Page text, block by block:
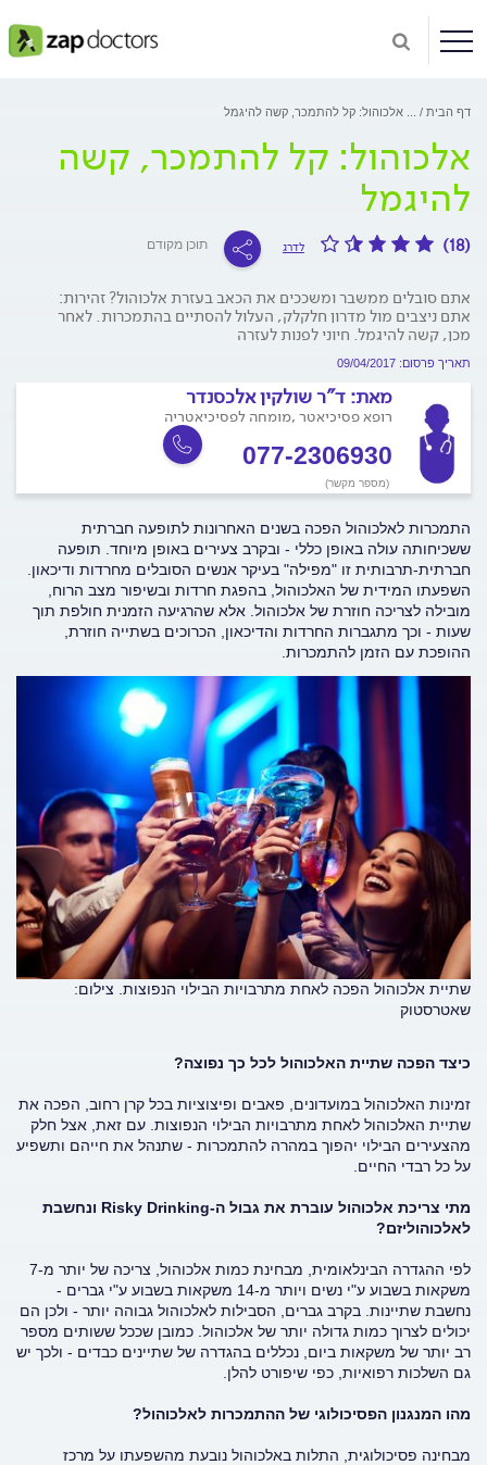
דף הבית אלכוהול: קל להתמכר, קשה להיגמל
אלכוהול: קל להתמכר, קשה
להיגמל
(18) לדרג תוכן מקודם
אתם סובלים ממשבר ומשככים את הכאב בעזרת אלכוהול? זהירות:
אתם ניצבים מול מדרון חלקלק, העלול להסתיים בהתמכרות. לאחר
מכן, קשה להיגמל. חיוני לפנות לעזרה
תאריך פרסום: 09/04/2017
מאת: ד"ר שולקין אלכסנדר
רופא פסיכיאטר ,מומחה לפסיכיאטריה
077-2306930
(מספר מקשר)
התמכרות לאלכוהול הפכה בשנים האחרונות לתופעה חברתית
ששכיחותה עולה באופן כללי - ובקרב צעירים באופן מיוחד. תופעה
חברתית-תרבותית זו "מפילה" בעיקר אנשים הסובלים מחרדות ודיכאון.
השפעתו המידית של האלכוהול, בהפגת חרדות ובשיפור מצב הרוח,
מובילה לצריכה חוזרת של אלכוהול. אלא שהרגיעה הזמנית חולפת תוך
שעות - וכך מתגברות החרדות והדיכאון, הכרוכים בשתייה חוזרת,
ההופכת עם הזמן להתמכרות.
שתיית אלכוהול הפכה לאחת מתרבויות הבילוי הנפוצות. צילום:
שאטרסטוק
כיצד הפכה שתיית האלכוהול לכל כך נפוצה?
זמינות האלכוהול במועדונים, פאבים ופיצוציות בכל קרן רחוב, הפכה את
שתיית האלכוהול לאחת מתרבויות הבילוי הנפוצות. עם זאת, אצל חלק
מהצעירים הבילוי יהפוך במהרה להתמכרות - שתנהל את חייהם ותשפיע
על כל רבדי החיים.
מתי צריכת אלכוהול עוברת את גבול ה-Risky Drinking ונחשבת
לאלכוהוליזם?
לפי ההגדרה הבינלאומית, מבחינת כמות אלכוהול, צריכה של יותר מ-7
משקאות בשבוע ע"י נשים ויותר מ-14 משקאות בשבוע ע"י גברים -
נחשבת שתיינות. בקרב גברים, הסבילות לאלכוהול גבוהה יותר - ולכן הם
יכולים לצרוך כמות גדולה יותר של אלכוהול. כמובן שככל ששותים מספר
רב יותר של משקאות ביום, נכללים בהגדרה של שתיינים כבדים - ולכך יש
גם השלכות רפואיות, כפי שיפורט להלן.
מהו המנגנון הפסיכולוגי של ההתמכרות לאלכוהול?
מבחינה פסיכולוגית, התלות באלכוהול נובעת מהשפעתו על מרכז